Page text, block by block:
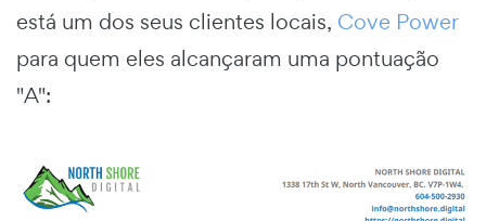
está um dos seus clientes locais, Cove Power
para quem eles alcançaram uma pontuação
"A":